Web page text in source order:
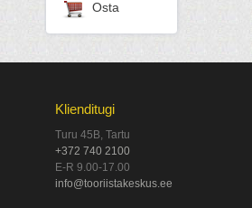
Osta
Klienditugi
Turu 45B, Tartu
+372 740 2100
E-R 9.00-17.00
info@tooriistakeskus.ee